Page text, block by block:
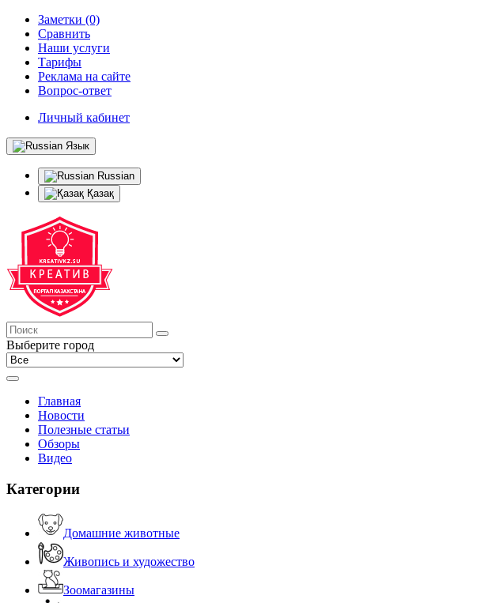
Заметки (0)
Сравнить
Наши услуги
Тарифы
Реклама на сайте
Вопрос-ответ
Личный кабинет
Язык
Russian
Қазақ
Выберите город
Главная
Новости
Полезные статьи
Обзоры
Видео
Категории
Домашние животные
Живопись и художество
Зоомагазины